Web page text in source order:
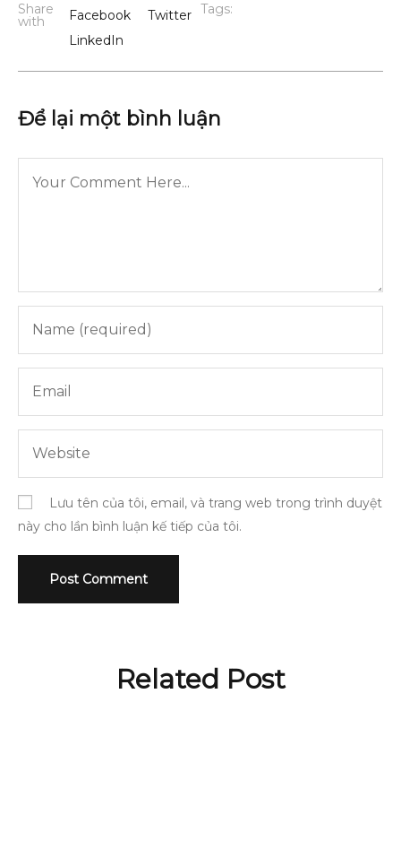
Share
with Facebook
Twitter
LinkedIn
Tags:
Để lại một bình luận
Lưu tên của tôi, email, và trang web trong trình duyệt
này cho lần bình luận kế tiếp của tôi.
Related Post